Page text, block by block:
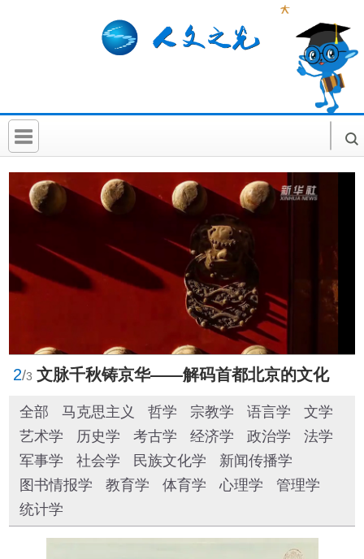
首 页
社科要闻
社科卡片
2/3 文脉千秋铸京华——解码首都北京的文化自信样本
全部 马克思主义 哲学 宗教学 语言学
文学
艺术学
历史学 考古学 经济学 政治学
法学
军事学
社会学 民族文化学
新闻传播学
图书情报学
教育学 体育学 心理学
管理学
统计学